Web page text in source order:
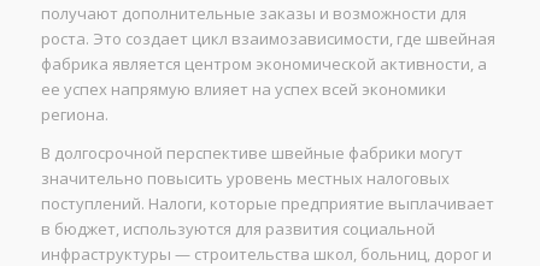
получают дополнительные заказы и возможности для
роста. Это создает цикл взаимозависимости, где швейная
фабрика является центром экономической активности, а
ее успех напрямую влияет на успех всей экономики
региона.
В долгосрочной перспективе швейные фабрики могут
значительно повысить уровень местных налоговых
поступлений. Налоги, которые предприятие выплачивает
в бюджет, используются для развития социальной
инфраструктуры — строительства школ, больниц, дорог и